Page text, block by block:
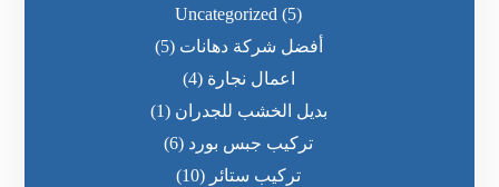
Uncategorized (5)
أفضل شركة دهانات (5)
اعمال نجارة (4)
بديل الخشب للجدران (1)
تركيب جبس بورد (6)
تركيب ستائر (10)